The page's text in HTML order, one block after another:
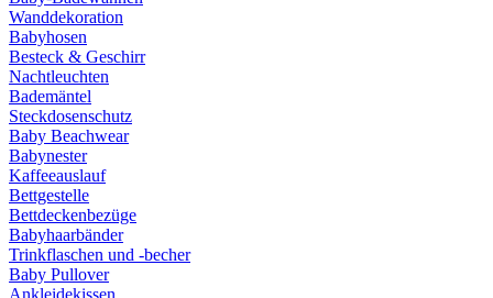
Wanddekoration
Babyhosen
Besteck & Geschirr
Nachtleuchten
Bademäntel
Steckdosenschutz
Baby Beachwear
Babynester
Kaffeeauslauf
Bettgestelle
Bettdeckenbezüge
Babyhaarbänder
Trinkflaschen und -becher
Baby Pullover
Ankleidekissen